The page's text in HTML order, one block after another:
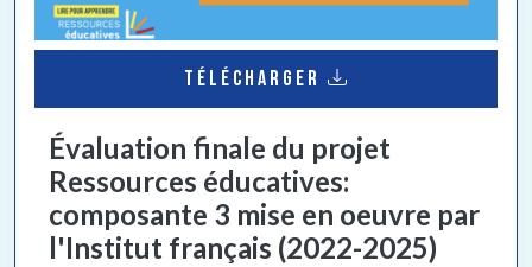
TÉLÉCHARGER
Évaluation finale du projet
Ressources éducatives:
composante 3 mise en oeuvre par
l'Institut français (2022-2025)